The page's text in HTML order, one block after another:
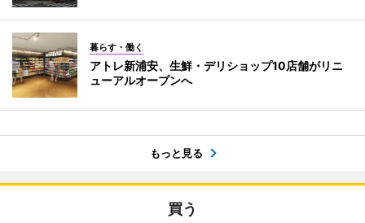
暮らす・働く
アトレ新浦安、生鮮・デリショップ10店舗がリニ
ューアルオープンへ
もっと見る
買う